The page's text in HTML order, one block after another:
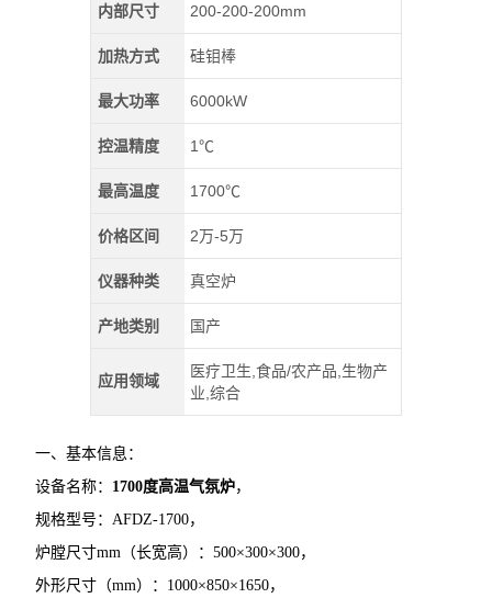
温）
内部尺寸 200-200-200mm
加热方式 硅钼棒
最大功率 6000kW
控温精度 1℃
最高温度 1700℃
价格区间 2万-5万
仪器种类 真空炉
产地类别 国产
应用领域
医疗卫生,食品/农产品,生物产
业,综合
一、基本信息：
设备名称： 1700度高温气氛炉，
规格型号：AFDZ-1700，
炉膛尺寸mm（长宽高）：500×300×300，
外形尺寸（mm）：1000×850×1650，